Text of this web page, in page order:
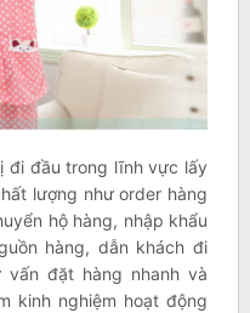
đi đầu trong lĩnh vực lấy
lượng như order hàng
hộ hàng, nhập khẩu
hàng, dẫn khách đi
vấn đặt hàng nhanh và
kinh nghiệm hoạt động